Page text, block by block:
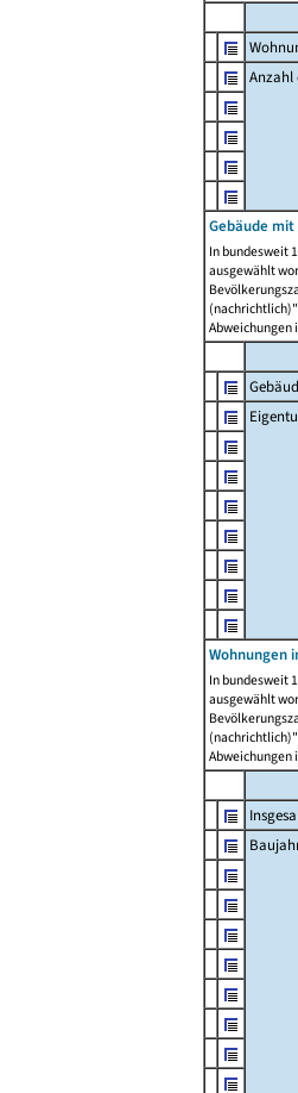
Anzahl
Gebäude
In bundesweit
ausgewählt
Abweichungen
Wohnungen
In bundesweit
ausgewählt
Abweichungen